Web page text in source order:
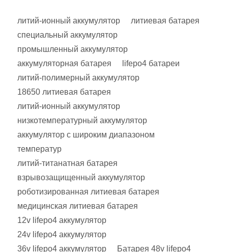
литий-ионный аккумулятор
литиевая батарея
специальный аккумулятор
промышленный аккумулятор
аккумуляторная батарея
lifepo4 батареи
литий-полимерный аккумулятор
18650 литиевая батарея
литий-ионный аккумулятор
низкотемпературный аккумулятор
аккумулятор с широким диапазоном
температур
литий-титанатная батарея
взрывозащищенный аккумулятор
роботизированная литиевая батарея
медицинская литиевая батарея
12v lifepo4 аккумулятор
24v lifepo4 аккумулятор
36v lifepo4 аккумулятор
Батарея 48v lifepo4